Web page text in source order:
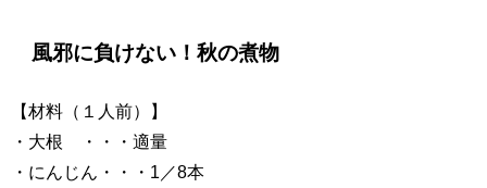
風邪に負けない！秋の煮物
【材料（１人前）】
・大根 ・・・適量
・にんじん・・・1／8本